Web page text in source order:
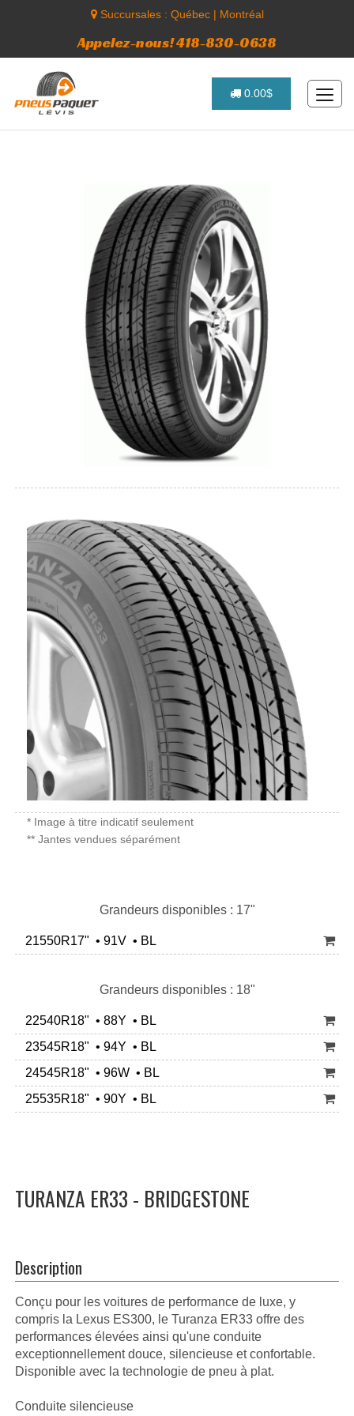
Succursales : Québec| Montréal
Appelez-nous! 418-830-0638
0.00$
* Image à titre indicatif seulement
** Jantes vendues séparément
Grandeurs disponibles : 17"
21550R17" • 91V • BL
Grandeurs disponibles : 18"
22540R18" • 88Y • BL
23545R18" • 94Y • BL
24545R18" • 96W • BL
25535R18" • 90Y • BL
TURANZA ER33 - BRIDGESTONE
Description
Conçu pour les voitures de performance de luxe, y
compris la Lexus ES300, le Turanza ER33 offre des
performances élevées ainsi qu'une conduite
exceptionnellement douce, silencieuse et confortable.
Disponible avec la technologie de pneu à plat.
Conduite silencieuse